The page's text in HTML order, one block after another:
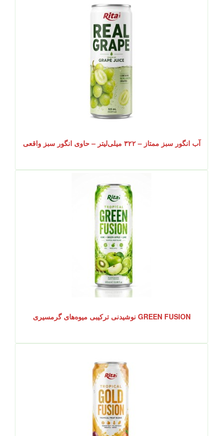
آب انگور سبز ممتاز – ۳۲۲ میلی‌لیتر – حاوی انگور سبز واقعی
GREEN FUSION نوشیدنی ترکیبی میوه‌های گرمسیری